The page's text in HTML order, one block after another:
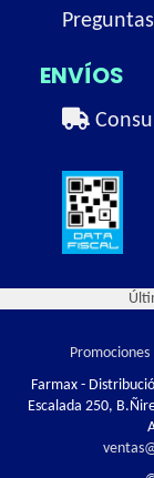
ENVÍOS
Promociones
Farmax -
Escalada 250,